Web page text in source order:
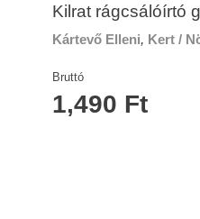
Kilrat rágcsálóírtó
1,490 Ft
Bruttó
Kártevő Elleni, Kert /